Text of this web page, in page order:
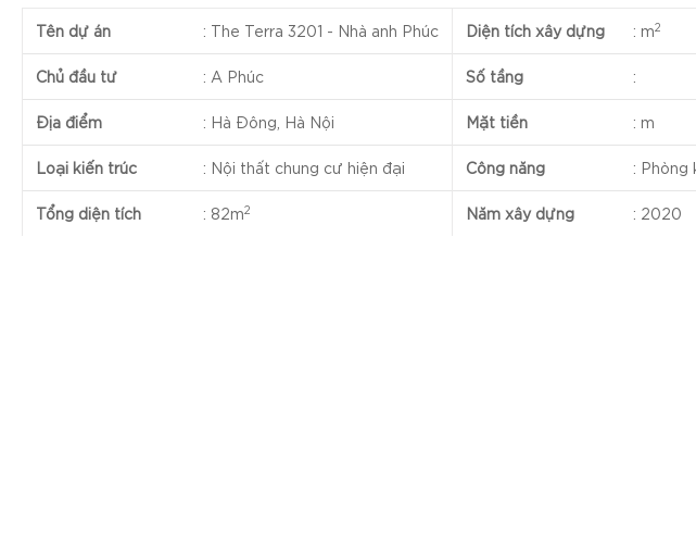
Tên dự án : The Terra 3201 - Nhà anh Phúc Diện tích xây dựng : m2
Chủ đầu tư : A Phúc Số tầng :
Địa điểm : Hà Đông, Hà Nội Mặt tiền : m
Loại kiến trúc : Nội thất chung cư hiện đại Công năng : Phòng
Tổng diện tích : 82m2 Năm xây dựng : 2020